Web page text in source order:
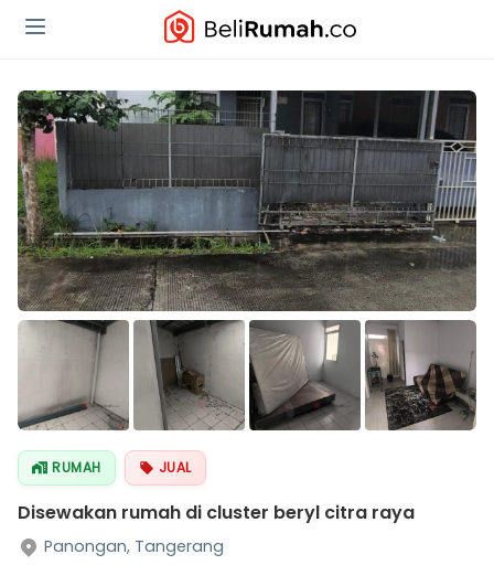
RUMAH JUAL
Disewakan rumah di cluster beryl citra raya
Panongan, Tangerang